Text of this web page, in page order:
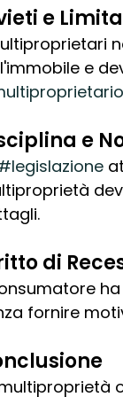
e
e
e
di
fornire